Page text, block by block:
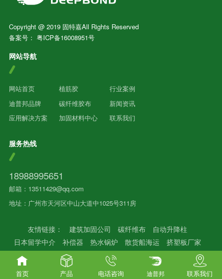
Copyright @ 2019 固特嘉All Rights Reserved
备案号： 粤ICP备16008951号
网站导航
网站首页
迪普邦品牌
应用解决方案
植筋胶
碳纤维胶布
加固材料中心
行业案例
新闻资讯
联系我们
服务热线
18988995651
邮箱：13511429@qq.com
地址：广州市天河区中山大道中1025号311房
友情链接： 建筑加固公司 碳纤维布
自动升降柱
日本留学中介
补偿器 热水锅炉 散货船海运 挤塑板厂家
首页 产品 电话咨询 迪普邦 联系我们